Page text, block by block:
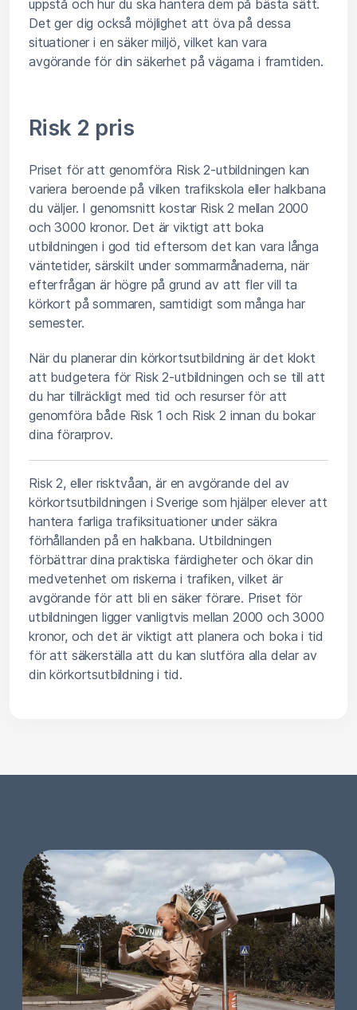
uppstå och hur du ska hantera dem på bästa sätt.
Det ger dig också möjlighet att öva på dessa
situationer i en säker miljö, vilket kan vara
avgörande för din säkerhet på vägarna i framtiden.
Risk 2 pris
Priset för att genomföra Risk 2-utbildningen kan
variera beroende på vilken trafikskola eller halkbana
du väljer. I genomsnitt kostar Risk 2 mellan 2000
och 3000 kronor. Det är viktigt att boka
utbildningen i god tid eftersom det kan vara långa
väntetider, särskilt under sommarmånaderna, när
efterfrågan är högre på grund av att fler vill ta
körkort på sommaren, samtidigt som många har
semester.
När du planerar din körkortsutbildning är det klokt
att budgetera för Risk 2-utbildningen och se till att
du har tillräckligt med tid och resurser för att
genomföra både Risk 1 och Risk 2 innan du bokar
dina förarprov.
Risk 2, eller risktvåan, är en avgörande del av
körkortsutbildningen i Sverige som hjälper elever att
hantera farliga trafiksituationer under säkra
förhållanden på en halkbana. Utbildningen
förbättrar dina praktiska färdigheter och ökar din
medvetenhet om riskerna i trafiken, vilket är
avgörande för att bli en säker förare. Priset för
utbildningen ligger vanligtvis mellan 2000 och 3000
kronor, och det är viktigt att planera och boka i tid
för att säkerställa att du kan slutföra alla delar av
din körkortsutbildning i tid.